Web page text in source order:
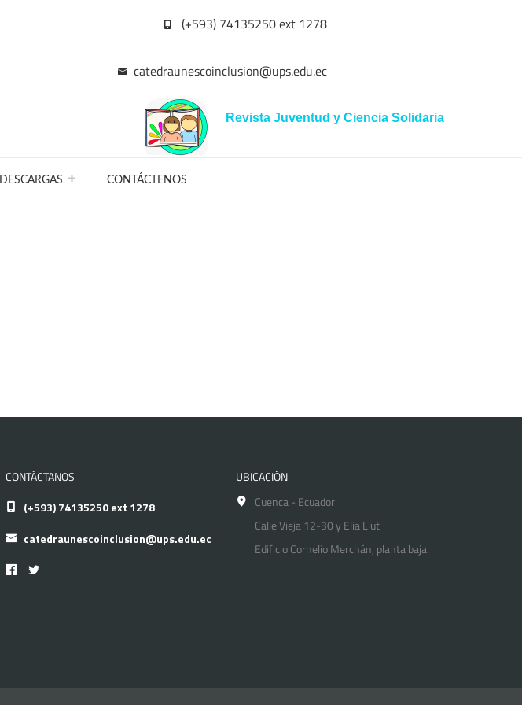
(+593) 74135250 ext 1278
catedraunescoinclusion@ups.edu.ec
Revista Juventud y Ciencia Solidaria
DESCARGAS CONTÁCTENOS
CONTÁCTANOS
(+593) 74135250 ext 1278
catedraunescoinclusion@ups.edu.ec
UBICACIÓN
Cuenca - Ecuador
Calle Vieja 12-30 y Elia Liut
Edificio Cornelio Merchán, planta baja.